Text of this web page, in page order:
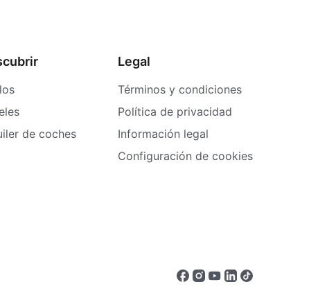
de coches
Legal
Términos y condiciones
Política de privacidad
Información legal
Configuración de cookies